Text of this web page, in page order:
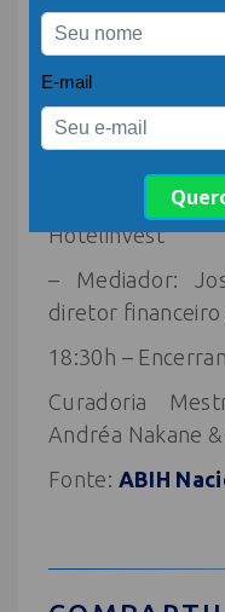
– Alberto
Banco do Brasil
– Rodolfo
Investimentos
– Pedro
Hotelinvest
– Mediador:
diretor financeiro
18:30h –
Curadoria
Andréa Nakane
Fonte: ABIH